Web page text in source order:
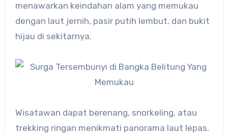
menawarkan keindahan alam yang memukau
dengan laut jernih, pasir putih lembut, dan bukit
hijau di sekitarnya.
Wisatawan dapat berenang, snorkeling, atau
trekking ringan menikmati panorama laut lepas.